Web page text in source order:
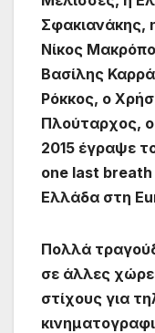
Σφακιανάκης,
Νίκος
Βασίλης
Ρόκκος, ο
Πλούταρχος,
2015 έγραψε
one last
Ελλάδα στη
Πολλά
σε άλλες
στίχους για